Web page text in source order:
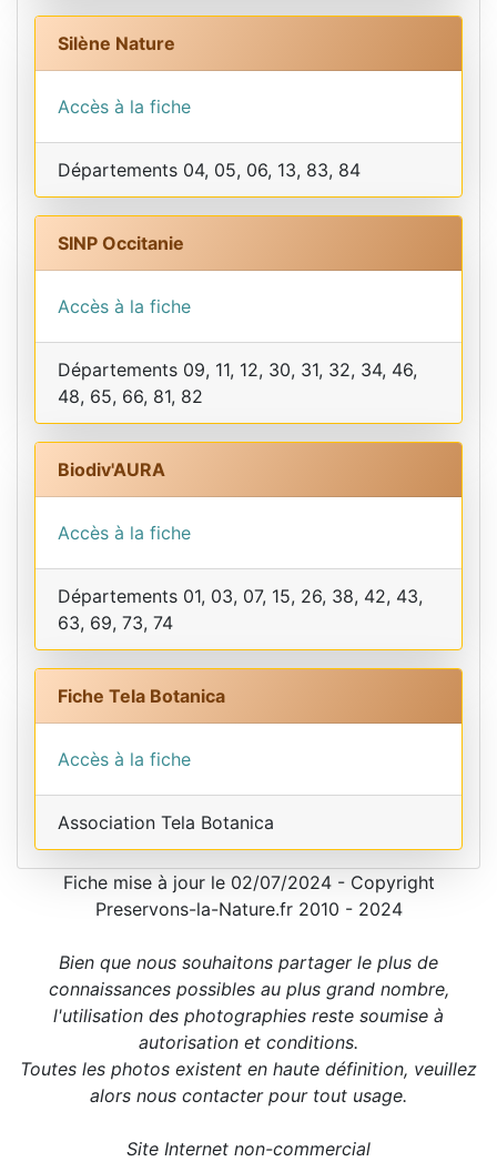
Silène Nature
Accès à la fiche
Départements 04, 05, 06, 13, 83, 84
SINP Occitanie
Accès à la fiche
Départements 09, 11, 12, 30, 31, 32, 34, 46,
48, 65, 66, 81, 82
Biodiv'AURA
Accès à la fiche
Départements 01, 03, 07, 15, 26, 38, 42, 43,
63, 69, 73, 74
Fiche Tela Botanica
Accès à la fiche
Association Tela Botanica
Fiche mise à jour le 02/07/2024 - Copyright
Preservons-la-Nature.fr 2010 - 2024
Bien que nous souhaitons partager le plus de
connaissances possibles au plus grand nombre,
l'utilisation des photographies reste soumise à
autorisation et conditions.
Toutes les photos existent en haute définition, veuillez
alors nous contacter pour tout usage.
Site Internet non-commercial